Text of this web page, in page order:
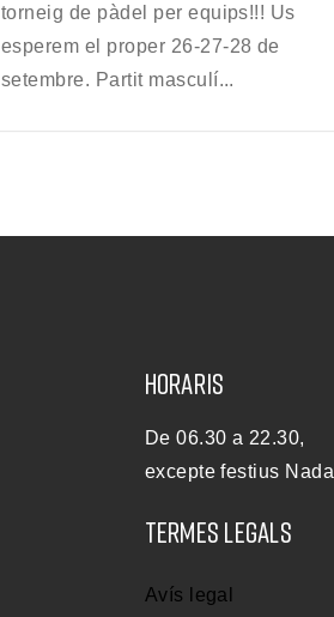
torneig de pàdel per equips!!! Us
esperem el proper 26-27-28 de
setembre. Partit masculí...
HORARIS
De 06.30 a 22.30,
excepte festius Nadal
TERMES LEGALS
Avís legal